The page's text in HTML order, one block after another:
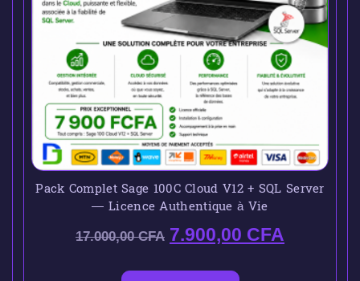
Pack Complet Sage 100C Cloud V12 + SQL Server
— Licence Authentique à Vie
17.000,00CFA 7.900,00 CFA